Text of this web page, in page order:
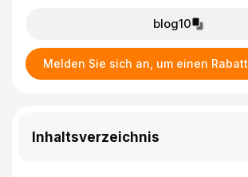
blog10
Melden Sie sich an, um einen
Inhaltsverzeichnis